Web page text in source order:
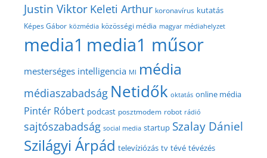
Justin Viktor Keleti Arthur koronavírus kutatás
Képes Gábor közmédia közösségi média magyar médiahelyzet
media1 media1 műsor
mesterséges intelligencia MI média
médiaszabadság Netidők oktatás online média
Pintér Róbert podcast posztmodem robot rádió
sajtószabadság social media startup Szalay Dániel
Szilágyi Árpád televíziózás tv tévé tévézés